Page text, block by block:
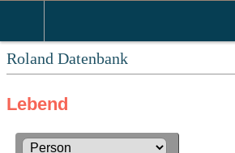
Roland Datenbank
Lebend